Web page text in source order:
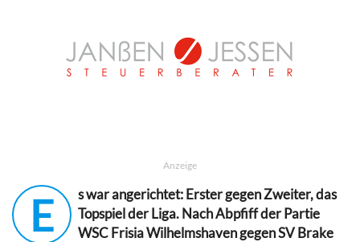
Anzeige
E
s war angerichtet: Erster gegen Zweiter, das
Topspiel der Liga. Nach Abpfiff der Partie
WSC Frisia Wilhelmshaven gegen SV Brake